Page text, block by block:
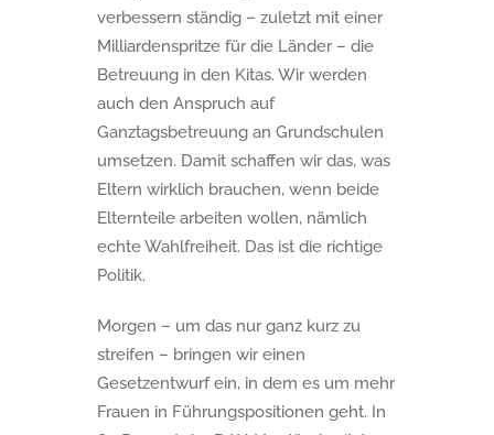
verbessern ständig – zuletzt mit einer
Milliardenspritze für die Länder – die
Betreuung in den Kitas. Wir werden
auch den Anspruch auf
Ganztagsbetreuung an Grundschulen
umsetzen. Damit schaffen wir das, was
Eltern wirklich brauchen, wenn beide
Elternteile arbeiten wollen, nämlich
echte Wahlfreiheit. Das ist die richtige
Politik.
Morgen – um das nur ganz kurz zu
streifen – bringen wir einen
Gesetzentwurf ein, in dem es um mehr
Frauen in Führungspositionen geht. In